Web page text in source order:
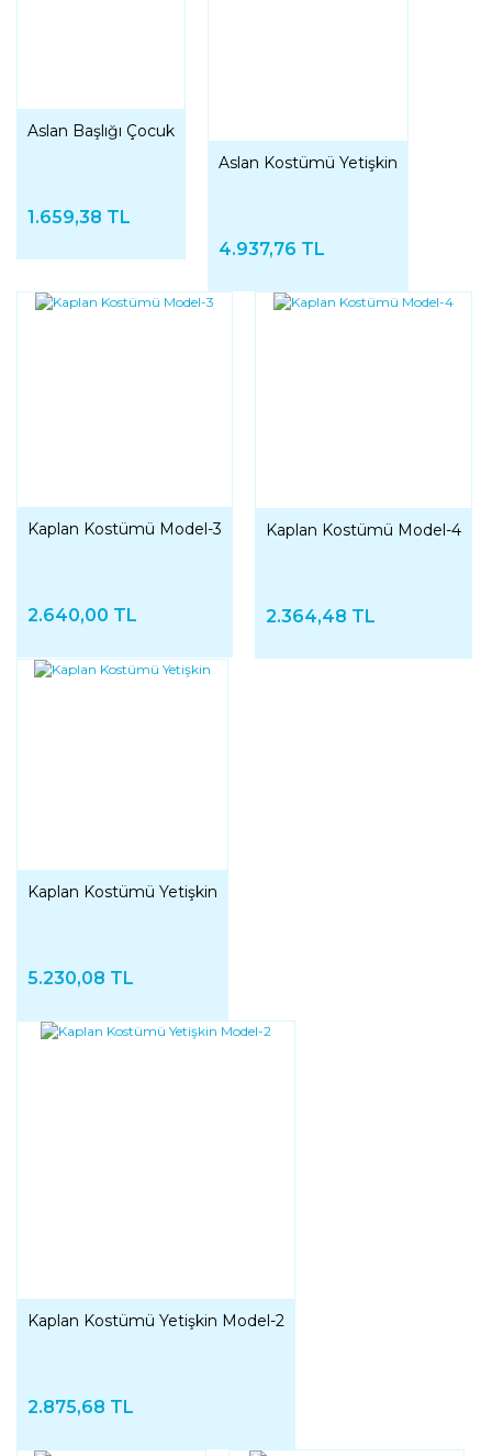
Aslan Başlığı Çocuk
1.659,38 TL
Aslan Kostümü Yetişkin
4.937,76 TL
Kaplan Kostümü Model-3
2.640,00 TL
Kaplan Kostümü Model-4
2.364,48 TL
Kaplan Kostümü Yetişkin
5.230,08 TL
Kaplan Kostümü Yetişkin Model-2
2.875,68 TL